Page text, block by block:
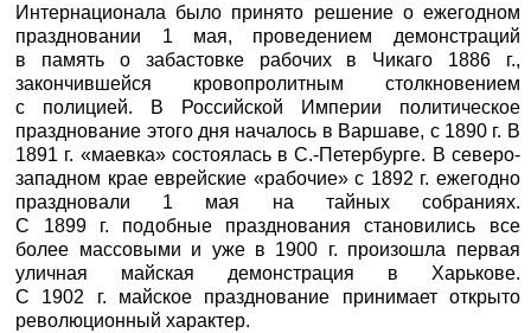
Интернационала было принято решение о ежегодном
праздновании 1 мая, проведением демонстраций
в память о забастовке рабочих в Чикаго 1886 г.,
закончившейся кровопролитным столкновением
с полицией. В Российской Империи политическое
празднование этого дня началось в Варшаве, с 1890 г. В
1891 г. «маевка» состоялась в С.-Петербурге. В северо-
западном крае еврейские «рабочие» с 1892 г. ежегодно
праздновали 1 мая на тайных собраниях.
С 1899 г. подобные празднования становились все
более массовыми и уже в 1900 г. произошла первая
уличная майская демонстрация в Харькове.
С 1902 г. майское празднование принимает открыто
революционный характер.